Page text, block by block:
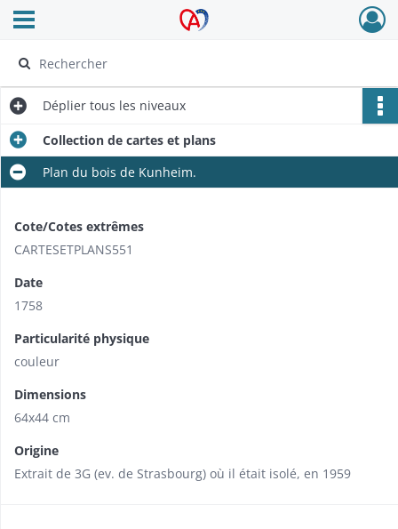
Archives Alsace - Colmar
Ouvrir le menu déroulant
Déplier tous les niveaux
Collection de cartes et plans
Plan du bois de Kunheim.
Cote/Cotes extrêmes
CARTESETPLANS551
Date
1758
Particularité physique
couleur
Dimensions
64x44 cm
Origine
Extrait de 3G (ev. de Strasbourg) où il était isolé, en 1959